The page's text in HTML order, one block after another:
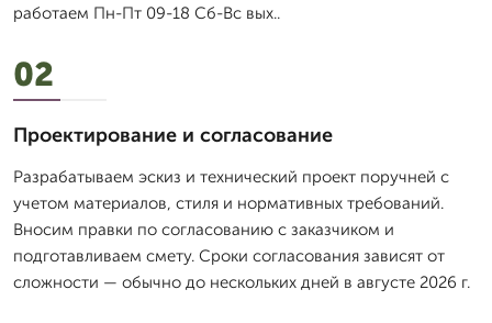
работаем Пн-Пт 09-18 Сб-Вс вых..
02
Проектирование и согласование
Разрабатываем эскиз и технический проект поручней с
учетом материалов, стиля и нормативных требований.
Вносим правки по согласованию с заказчиком и
подготавливаем смету. Сроки согласования зависят от
сложности — обычно до нескольких дней в августе 2026 г.